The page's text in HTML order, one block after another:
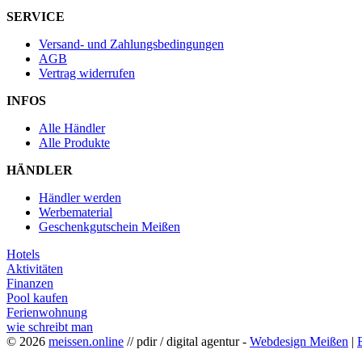
SERVICE
Versand- und Zahlungsbedingungen
AGB
Vertrag widerrufen
INFOS
Alle Händler
Alle Produkte
HÄNDLER
Händler werden
Werbematerial
Geschenkgutschein Meißen
Hotels
Aktivitäten
Finanzen
Pool kaufen
Ferienwohnung
wie schreibt man
© 2026 meissen.online // pdir / digital agentur - Webdesign Meißen |